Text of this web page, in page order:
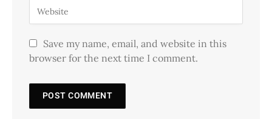
Save my name, email, and website in this
browser for the next time I comment.